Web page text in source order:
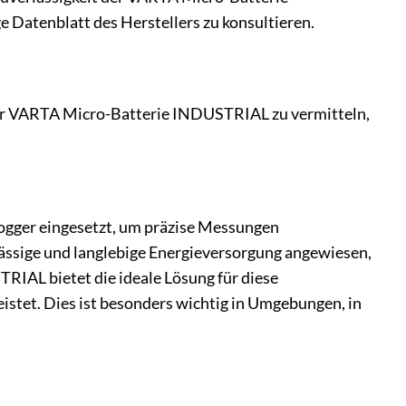
Datenblatt des Herstellers zu konsultieren.
VARTA Micro-Batterie INDUSTRIAL zu vermitteln,
eingesetzt, um präzise Messungen
und langlebige Energieversorgung angewiesen,
bietet die ideale Lösung für diese
Dies ist besonders wichtig in Umgebungen, in